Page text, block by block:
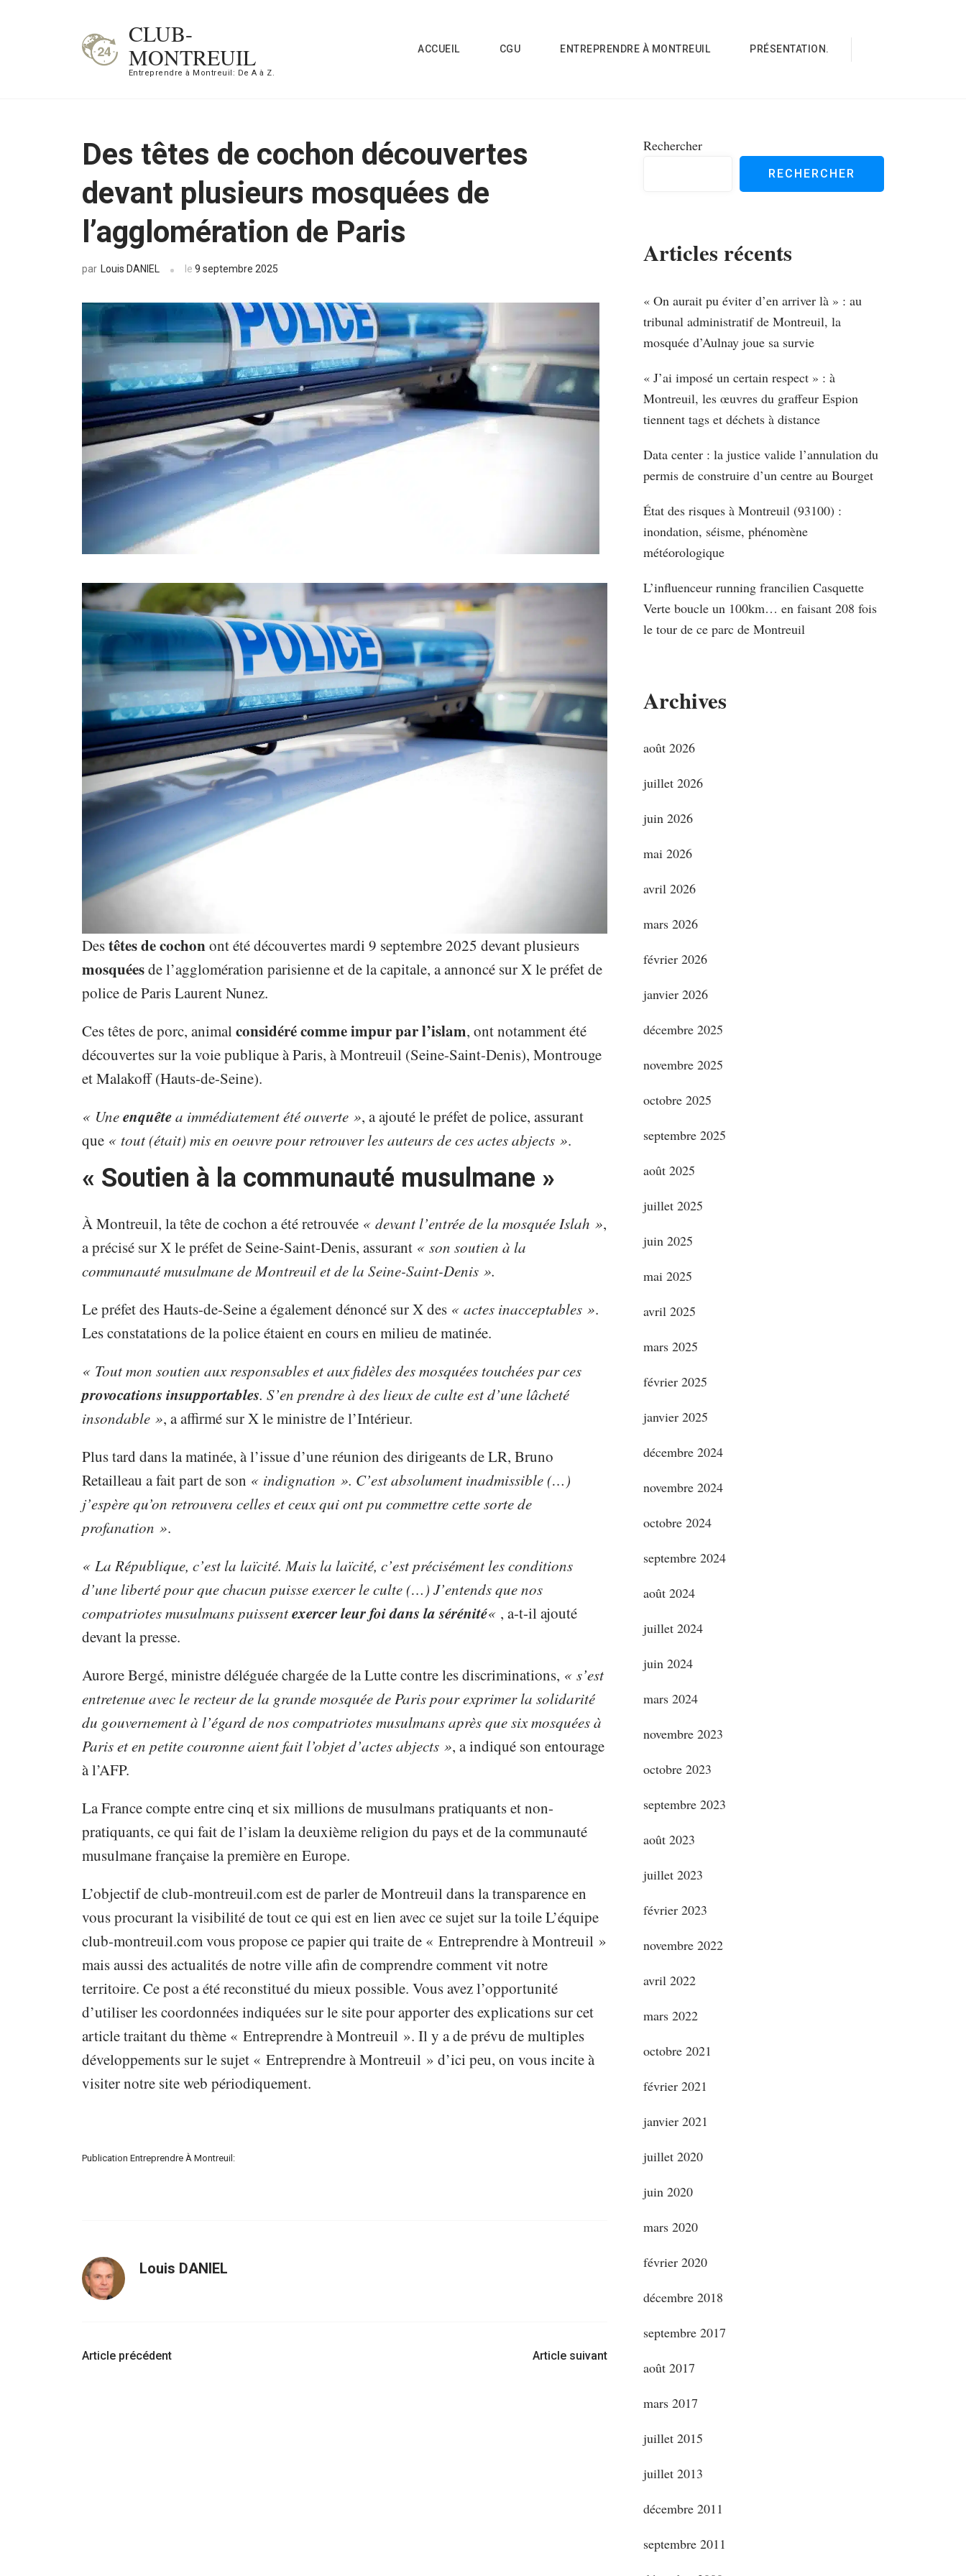
CLUB-
MONTREUIL
Entreprendre à Montreuil: De A à Z.
ACCUEIL CGU ENTREPRENDRE À MONTREUIL PRÉSENTATION.
Des têtes de cochon découvertes
devant plusieurs mosquées de
l’agglomération de Paris
par Louis DANIEL le 9 septembre 2025
Destêtes de cochonont été découvertes mardi 9 septembre 2025 devant plusieurs
mosquéesde l’agglomération parisienne et de la capitale, a annoncé sur X le préfet de
police de Paris Laurent Nunez.
Ces têtes de porc, animalconsidéré comme impur par l’islam, ont notamment été
découvertes sur la voie publique à Paris, à Montreuil (Seine-Saint-Denis), Montrouge
et Malakoff (Hauts-de-Seine).
« Uneenquêtea immédiatement été ouverte », a ajouté le préfet de police, assurant
que « tout (était) mis en oeuvre pour retrouver les auteurs de ces actes abjects ».
« Soutien à la communauté musulmane »
À Montreuil, la tête de cochon a été retrouvée « devant l’entrée de la mosquée Islah »,
a précisé sur X le préfet de Seine-Saint-Denis, assurant« son soutien à la
communauté musulmane de Montreuil et de la Seine-Saint-Denis ».
Le préfet des Hauts-de-Seine a également dénoncé sur X des « actes inacceptables ».
Les constatations de la police étaient en cours en milieu de matinée.
« Tout mon soutien aux responsables et aux fidèles des mosquées touchées par ces
provocations insupportables. S’en prendre à des lieux de culte est d’une lâcheté
insondable », a affirmé sur X le ministre de l’Intérieur.
Plus tard dans la matinée, à l’issue d’une réunion des dirigeants de LR, Bruno
Retailleau a fait part de son « indignation ». C’est absolument inadmissible (…)
j’espère qu’on retrouvera celles et ceux qui ont pu commettre cette sorte de
profanation ».
« La République, c’est la laïcité. Mais la laïcité, c’est précisément les conditions
d’une liberté pour que chacun puisse exercer le culte (…) J’entends que nos
compatriotes musulmans puissentexercer leur foi dans la sérénité« , a-t-il ajouté
devant la presse.
Aurore Bergé, ministre déléguée chargée de la Lutte contre les discriminations, « s’est
entretenue avec le recteur de la grande mosquée de Paris pour exprimer la solidarité
du gouvernement à l’égard de nos compatriotes musulmans après que six mosquées à
Paris et en petite couronne aient fait l’objet d’actes abjects », a indiqué son entourage
à l’AFP.
La France compte entre cinq et six millions de musulmans pratiquants et non-
pratiquants, ce qui fait de l’islam la deuxième religion du pays et de la communauté
musulmane française la première en Europe.
L’objectif de club-montreuil.com est de parler de Montreuil dans la transparence en
vous procurant la visibilité de tout ce qui est en lien avec ce sujet sur la toile L’équipe
club-montreuil.com vous propose ce papier qui traite de « Entreprendre à Montreuil »
mais aussi des actualités de notre ville afin de comprendre comment vit notre
territoire. Ce post a été reconstitué du mieux possible. Vous avez l’opportunité
d’utiliser les coordonnées indiquées sur le site pour apporter des explications sur cet
article traitant du thème « Entreprendre à Montreuil ». Il y a de prévu de multiples
développements sur le sujet « Entreprendre à Montreuil » d’ici peu, on vous incite à
visiter notre site web périodiquement.
Publication Entreprendre À Montreuil:
Louis DANIEL
Navigation
Article précédent Article suivant
Rechercher
RECHERCHER
Articles récents
« On aurait pu éviter d’en arriver là » : au
tribunal administratif de Montreuil, la
mosquée d’Aulnay joue sa survie
« J’ai imposé un certain respect » : à
Montreuil, les œuvres du graffeur Espion
tiennent tags et déchets à distance
Data center : la justice valide l’annulation du
permis de construire d’un centre au Bourget
État des risques à Montreuil (93100) :
inondation, séisme, phénomène
météorologique
L’influenceur running francilien Casquette
Verte boucle un 100km… en faisant 208 fois
le tour de ce parc de Montreuil
Archives
août 2026
juillet 2026
juin 2026
mai 2026
avril 2026
mars 2026
février 2026
janvier 2026
décembre 2025
novembre 2025
octobre 2025
septembre 2025
août 2025
juillet 2025
juin 2025
mai 2025
avril 2025
mars 2025
février 2025
janvier 2025
décembre 2024
novembre 2024
octobre 2024
septembre 2024
août 2024
juillet 2024
juin 2024
mars 2024
novembre 2023
octobre 2023
septembre 2023
août 2023
juillet 2023
février 2023
novembre 2022
avril 2022
mars 2022
octobre 2021
février 2021
janvier 2021
juillet 2020
juin 2020
mars 2020
février 2020
décembre 2018
septembre 2017
août 2017
mars 2017
juillet 2015
juillet 2013
décembre 2011
septembre 2011